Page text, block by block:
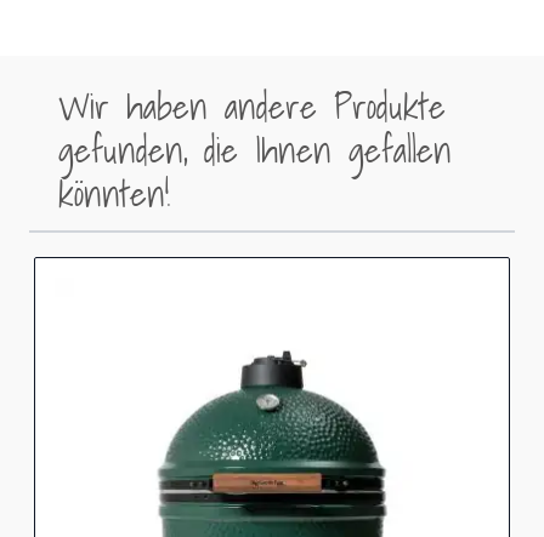
Wir haben andere Produkte
gefunden, die Ihnen gefallen
könnten!